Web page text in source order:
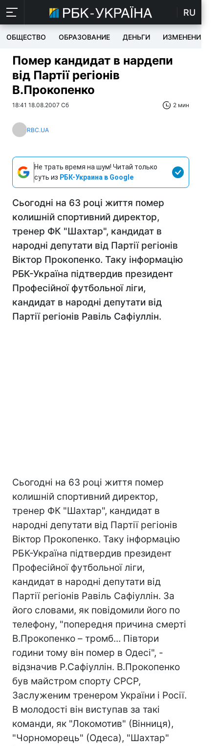
RU
ОБЩЕСТВО ОБРАЗОВАНИЕ ДЕНЬГИ ИЗМЕНЕНИЯ
Помер кандидат в нардепи
від Партії регіонів
В.Прокопенко
18:41 18.08.2007 Сб 2 мин
RBC.UA
Не трать время на шум! Читай только
суть из РБК-Украина в Google
Сьогодні на 63 році життя помер
колишній спортивний директор,
тренер ФК "Шахтар", кандидат в
народні депутати від Партії регіонів
Віктор Прокопенко. Таку інформацію
РБК-Україна підтвердив президент
Професійної футбольної ліги,
кандидат в народні депутати від
Партії регіонів Равіль Сафіуллін.
Сьогодні на 63 році життя помер
колишній спортивний директор,
тренер ФК "Шахтар", кандидат в
народні депутати від Партії регіонів
Віктор Прокопенко. Таку інформацію
РБК-Україна підтвердив президент
Професійної футбольної ліги,
кандидат в народні депутати від
Партії регіонів Равіль Сафіуллін. За
його словами, як повідомили його по
телефону, "попередня причина смерті
В.Прокопенко – тромб... Півтори
години тому він помер в Одесі", -
відзначив Р.Сафіуллін. В.Прокопенко
був майстром спорту СРСР,
Заслуженим тренером України і Росії.
В молодості він виступав за такі
команди, як "Локомотив" (Вінниця),
"Чорноморець" (Одеса), "Шахтар"